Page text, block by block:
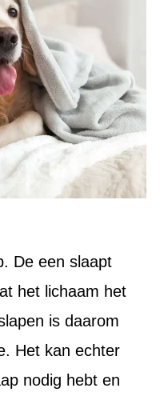
De een slaapt
het lichaam het
is daarom
Het kan echter
nodig hebt en